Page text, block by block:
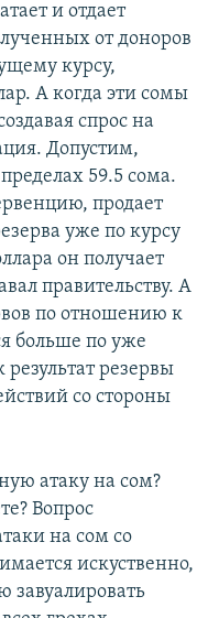
и отдает
от доноров
курсу,
А когда эти сомы
спрос на
Допустим,
59.5 сома.
продает
уже по курсу
он получает
правительству. А
по отношению к
больше по уже
резервы
со стороны
атаку на сом?
Вопрос
на сом со
искуственно,
завуалировать